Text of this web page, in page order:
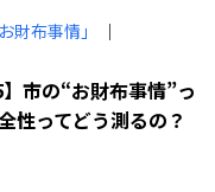
財布事情」
｜
市の“お財布事情”っ
性ってどう測るの？